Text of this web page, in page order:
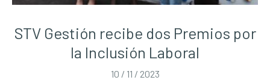
STV Gestión recibe dos Premios por
la Inclusión Laboral
10 / 11 / 2023